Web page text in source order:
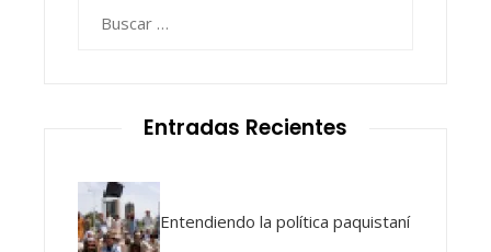
Entradas Recientes
Entendiendo la política paquistaní